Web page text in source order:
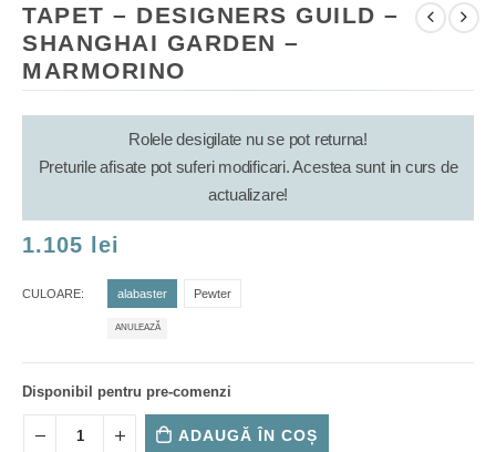
TAPET – DESIGNERS GUILD –
SHANGHAI GARDEN –
MARMORINO
Rolele desigilate nu se pot returna!
Preturile afisate pot suferi modificari. Acestea sunt in curs de
actualizare!
1.105 lei
CULOARE alabaster Pewter
ANULEAZĂ
Disponibil pentru pre-comenzi
ADAUGĂ ÎN COȘ